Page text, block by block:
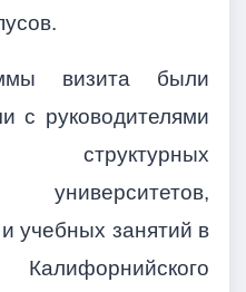
визита были
с руководителями
структурных
учебных занятий в